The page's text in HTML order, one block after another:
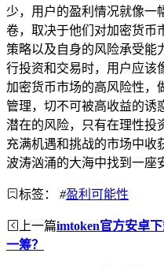
少，用户的盈利情况就像一
卷，取决于他们对加密货币
策略以及自身的风险承受能
行投资和交易时，用户应该
加密货币市场的高风险性，
管理，切不可被高收益的诱
潜在的风险，只有在理性投
充满机遇和挑战的市场中收
波涛汹涌的大海中找到一座
标签： #盈利可能性
上一篇imtoken官方安卓
一筹？